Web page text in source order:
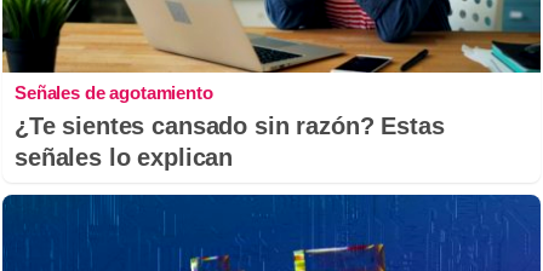
Señales de agotamiento
¿Te sientes cansado sin razón? Estas
señales lo explican